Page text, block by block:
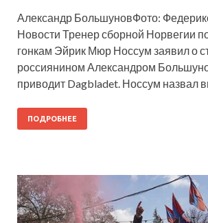
Александр БольшуновФото:
Новости Тренер сборной Норвегии
гонкам Эйрик Мюр Носсум заявил о
россиянином Александром
приводит Dagbladet. Носсум назвал
ПОДРОБНЕЕ